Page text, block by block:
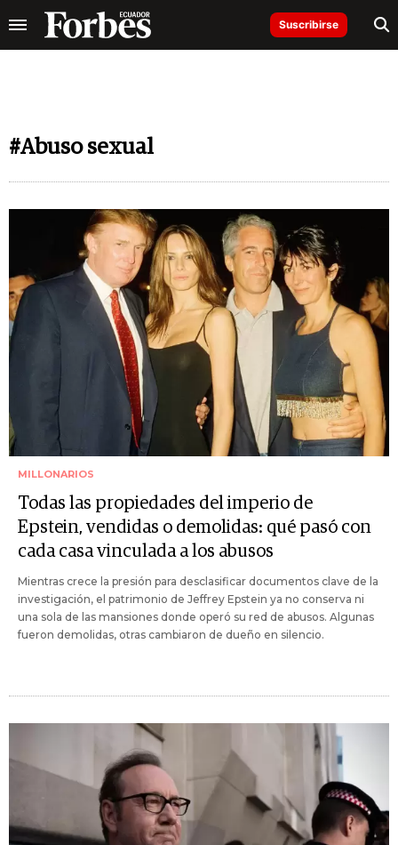
Suscribirse
#Abuso sexual
MILLONARIOS
Todas las propiedades del imperio de
Epstein, vendidas o demolidas: qué pasó con
cada casa vinculada a los abusos
Mientras crece la presión para desclasificar documentos clave de la
investigación, el patrimonio de Jeffrey Epstein ya no conserva ni
una sola de las mansiones donde operó su red de abusos. Algunas
fueron demolidas, otras cambiaron de dueño en silencio.